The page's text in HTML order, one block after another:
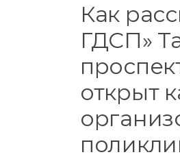
Как
ГДСП»
открыт